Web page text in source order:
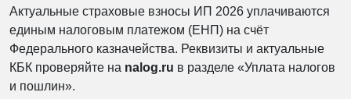
Актуальные страховые взносы ИП 2026 уплачиваются
единым налоговым платежом (ЕНП) на счёт
Федерального казначейства. Реквизиты и актуальные
КБК проверяйте на nalog.ru в разделе «Уплата налогов
и пошлин».